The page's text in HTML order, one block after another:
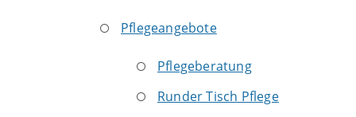
Pflegeangebote
Pflegeberatung
Runder Tisch Pflege